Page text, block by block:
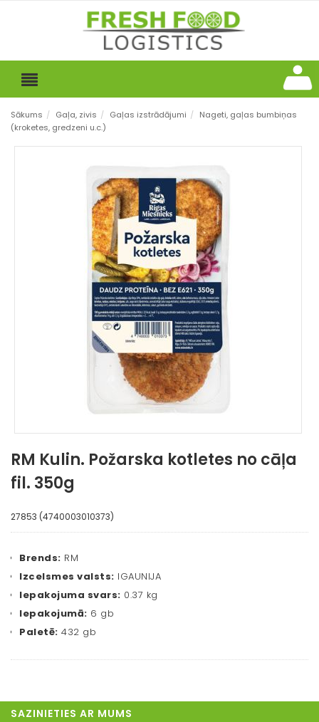
Sākums / Gaļa, zivis / Gaļas izstrādājumi / Nageti, gaļas bumbiņas
(kroketes, gredzeni u.c.)
RM Kulin. Požarska kotletes no cāļa
fil. 350g
27853 (4740003010373)
Brends: RM
Izcelsmes valsts: IGAUNIJA
Iepakojuma svars: 0.37 kg
Iepakojumā: 6 gb
Paletē: 432 gb
SAZINIETIES AR MUMS